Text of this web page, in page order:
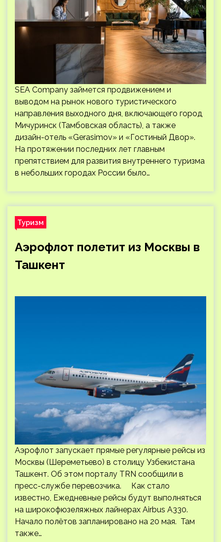
SEA Company займется продвижением и
выводом на рынок нового туристического
направления выходного дня, включающего город
Мичуринск (Тамбовская область), а также
дизайн-отель «Gerasimov» и «Гостиный Двор».
На протяжении последних лет главным
препятствием для развития внутреннего туризма
в небольших городах России было…
Туризм
Аэрофлот полетит из Москвы в
Ташкент
Аэрофлот запускает прямые регулярные рейсы из
Москвы (Шереметьево) в столицу Узбекистана
Ташкент. Об этом порталу TRN сообщили в
пресс-службе перевозчика. Как стало
известно, Ежедневные рейсы будут выполняться
на широкофюзеляжных лайнерах Airbus A330.
Начало полётов запланировано на 20 мая. Там
также…